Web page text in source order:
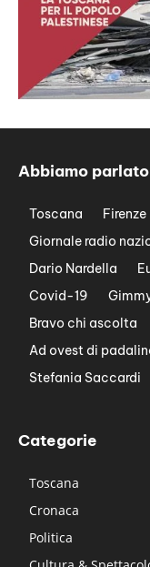
Abbiamo
Toscana Firenze
Giornale radio
Dario Nardella
Covid-19
Bravo chi ascolta
Ad ovest di
Stefania Saccardi
Categorie
Toscana
Cronaca
Politica